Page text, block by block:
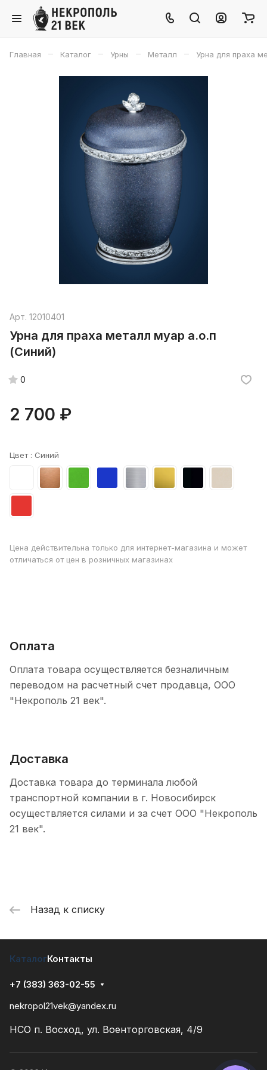
Главная – Каталог – Урны – Металл – Урна для праха
Арт. 12010401
Урна для праха металл муар а.о.п
(Синий)
0
2 700 ₽
Цвет : Синий
Цена действительна только для интернет-магазина и может
отличаться от цен в розничных магазинах
Оплата
Оплата товара осуществляется безналичным
переводом на расчетный счет продавца, ООО
"Некрополь 21 век".
Доставка
Доставка товара до терминала любой
транспортной компании в г. Новосибирск
осуществляется силами и за счет ООО "Некрополь
21 век".
Назад к списку
КаталогКонтакты
+7 (383) 363-02-55
nekropol21vek@yandex.ru
НСО п. Восход, ул. Военторговская, 4/9